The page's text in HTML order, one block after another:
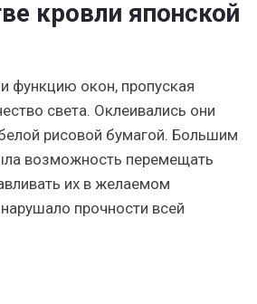
кровли японской
функцию окон, пропуская
света. Оклеивались они
рисовой бумагой. Большим
возможность перемещать
их в желаемом
прочности всей